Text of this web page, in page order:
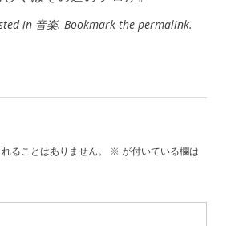
in 音楽. Bookmark the permalink.
ることはありません。
※ が付いている欄は